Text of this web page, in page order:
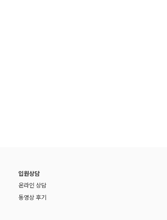
입원상담
온라인 상담
동영상 후기